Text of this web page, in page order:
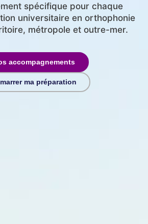
spécifique pour chaque
universitaire en orthophonie
métropole et outre-mer.
accompagnements
ma préparation